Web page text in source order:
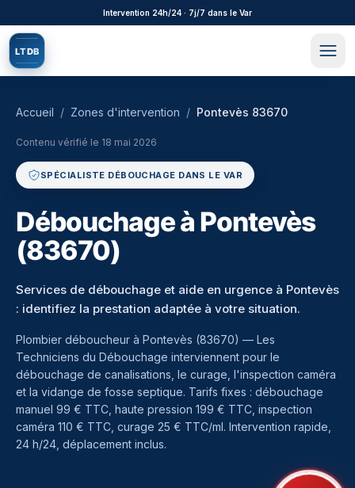
Aller au contenu principalIntervention 24h/24 · 7j/7 dans le Var
LTDB
Accueil / Zones d'intervention / Pontevès 83670
Contenu vérifié le 18 mai 2026
SPÉCIALISTE DÉBOUCHAGE DANS LE VAR
Débouchage à Pontevès
(83670)
Services de débouchage et aide en urgence à Pontevès
: identifiez la prestation adaptée à votre situation.
Plombier déboucheur à Pontevès (83670) — Les
Techniciens du Débouchage interviennent pour le
débouchage de canalisations, le curage, l'inspection caméra
et la vidange de fosse septique. Tarifs fixes : débouchage
manuel 99 € TTC, haute pression 199 € TTC, inspection
caméra 110 € TTC, curage 25 € TTC/ml. Intervention rapide,
24 h/24, déplacement inclus.